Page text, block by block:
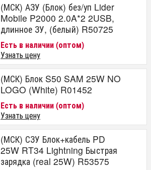
(МСК) АЗУ (Блок) без/уп Lider
Mobile P2000 2.0A*2 2USB,
длинное ЗУ, (белый) R50725
Есть в наличии (оптом)
Узнать цену
(МСК) Блок S50 SAM 25W NO
LOGO (White) R01452
Есть в наличии (оптом)
Узнать цену
(МСК) СЗУ Блок+кабель PD
25W RT34 Lightning Быстрая
зарядка (real 25W) R53575